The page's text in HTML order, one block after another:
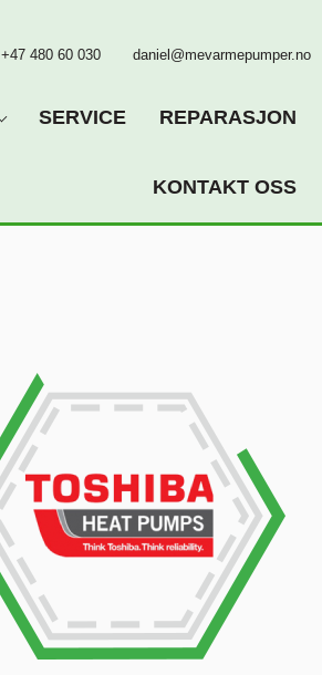
+47 480 60 030 daniel@mevarmepumper.no
SERVICE REPARASJON
KONTAKT OSS